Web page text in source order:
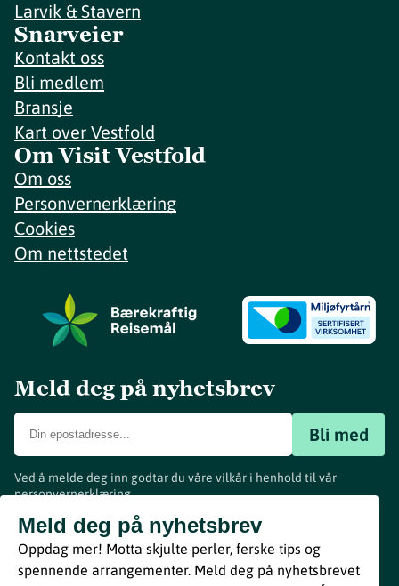
Larvik & Stavern
Snarveier
Kontakt oss
Bli medlem
Bransje
Kart over Vestfold
Om Visit Vestfold
Om oss
Personvernerklæring
Cookies
Om nettstedet
Meld deg på nyhetsbrev
Bli med
Ved å melde deg inn godtar du våre vilkår i henhold til vår
personvernerklæring.
Meld deg på nyhetsbrev
Oppdag mer! Motta skjulte perler, ferske tips og
spennende arrangementer. Meld deg på nyhetsbrevet
www.visitvestfold.com
Turistinformasjon
Vestfold Fylkeskommune